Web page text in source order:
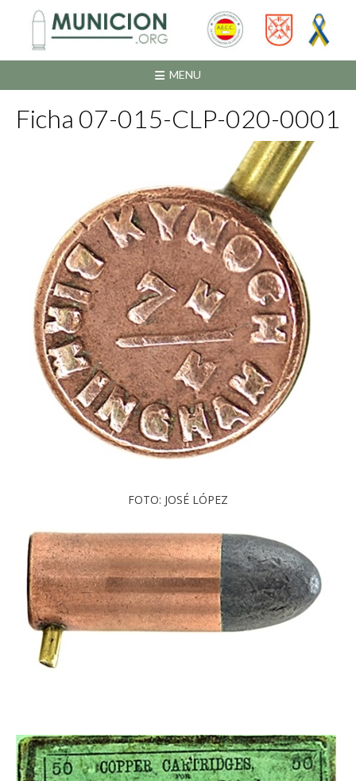
contenido
MENU
Ficha 07-015-CLP-020-0001
FOTO: JOSÉ LÓPEZ